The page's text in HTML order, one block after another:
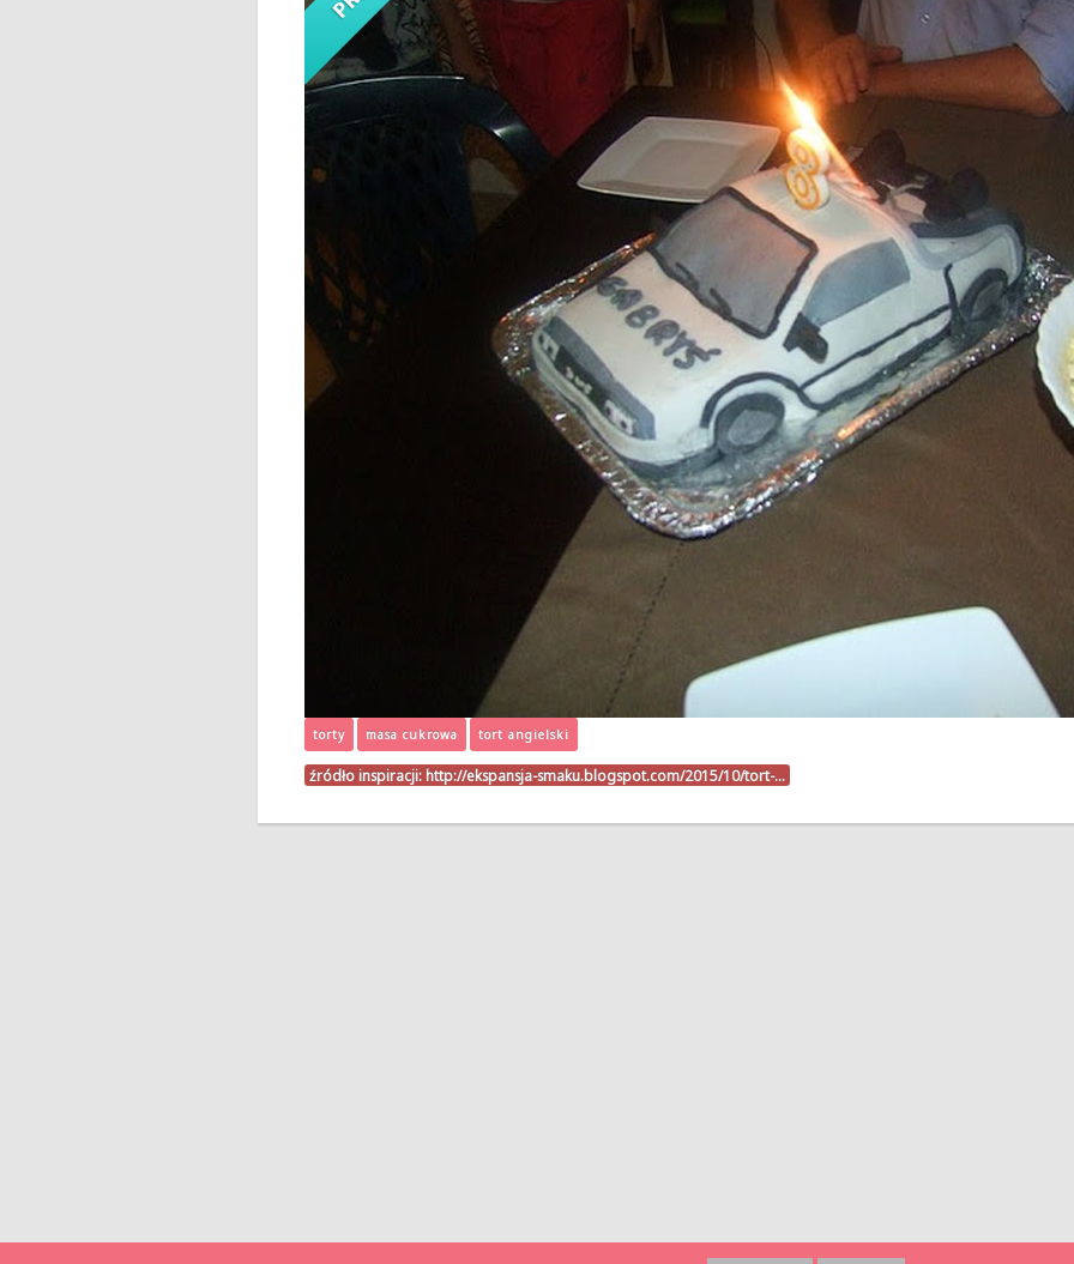
torty masa cukrowa tort angielski
źródło inspiracji: http://ekspansja-smaku.blogspot.com/2015/10/tort-…